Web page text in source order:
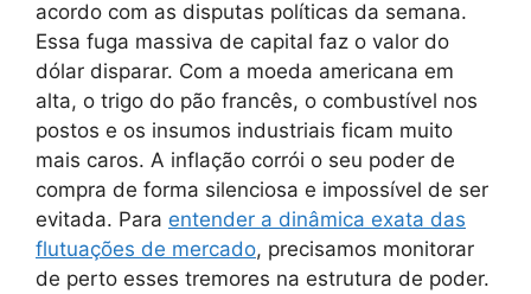
acordo com as disputas políticas da semana.
Essa fuga massiva de capital faz o valor do
dólar disparar. Com a moeda americana em
alta, o trigo do pão francês, o combustível nos
postos e os insumos industriais ficam muito
mais caros. A inflação corrói o seu poder de
compra de forma silenciosa e impossível de ser
evitada. Para entender a dinâmica exata das
flutuações de mercado, precisamos monitorar
de perto esses tremores na estrutura de poder.